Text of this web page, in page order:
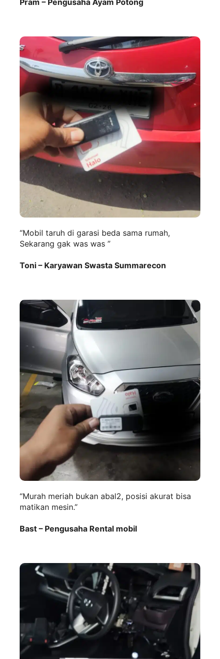
Pram – Pengusaha Ayam Potong
“Mobil taruh di garasi beda sama rumah,
Sekarang gak was was ”
Toni – Karyawan Swasta Summarecon
“Murah meriah bukan abal2, posisi akurat bisa
matikan mesin.”
Bast – Pengusaha Rental mobil